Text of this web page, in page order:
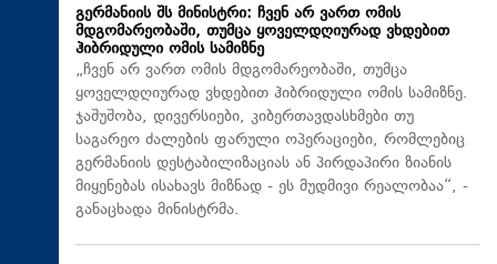
გერმანიის შს მინისტრი: ჩვენ არ ვართ ომის
მდგომარეობაში, თუმცა ყოველდღიურად ვხდებით
ჰიბრიდული ომის სამიზნე
„ჩვენ არ ვართ ომის მდგომარეობაში, თუმცა
ყოველდღიურად ვხდებით ჰიბრიდული ომის სამიზნე.
ჯაშუშობა, დივერსიები, კიბერთავდასხმები თუ
საგარეო ძალების ფარული ოპერაციები, რომლებიც
გერმანიის დესტაბილიზაციას ან პირდაპირი ზიანის
მიყენებას ისახავს მიზნად - ეს მუდმივი რეალობაა“, -
განაცხადა მინისტრმა.